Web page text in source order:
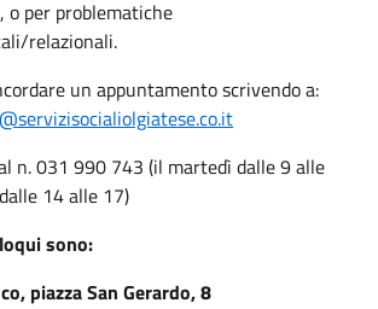
per problematiche
relazionali.
un appuntamento scrivendo a:
n. 031 990 743 (il martedì dalle 9 alle
14 alle 17)
sono:
piazza San Gerardo, 8